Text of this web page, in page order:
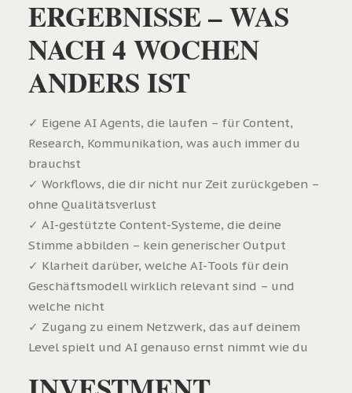
ERGEBNISSE – WAS
NACH 4 WOCHEN
ANDERS IST
✓ Eigene AI Agents, die laufen – für Content,
Research, Kommunikation, was auch immer du
brauchst
✓ Workflows, die dir nicht nur Zeit zurückgeben –
ohne Qualitätsverlust
✓ AI-gestützte Content-Systeme, die deine
Stimme abbilden – kein generischer Output
✓ Klarheit darüber, welche AI-Tools für dein
Geschäftsmodell wirklich relevant sind – und
welche nicht
✓ Zugang zu einem Netzwerk, das auf deinem
Level spielt und AI genauso ernst nimmt wie du